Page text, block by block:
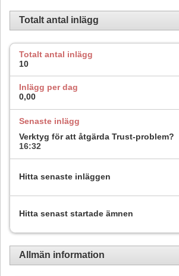
Totalt antal inlägg
Totalt antal inlägg
10
Inlägg per dag
0,00
Senaste inlägg
Verktyg för att åtgärda Trust-problem?
16:32
Hitta senaste inläggen
Hitta senast startade ämnen
Allmän information